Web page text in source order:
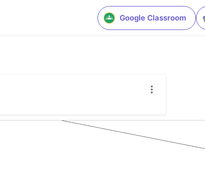
Google Classroom